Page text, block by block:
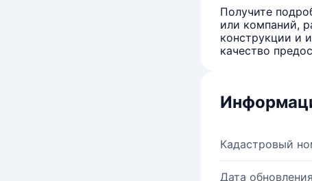
Получите
или компаний,
конструкции и
качество
Кадастровый
Дата